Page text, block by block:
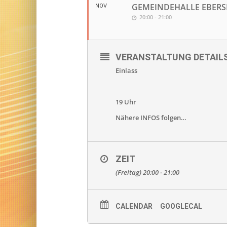
NOV GEMEINDEHALLE
20:00 - 21:00
VERANSTALTUNG
Einlass
19 Uhr
Nähere INFOS folgen…
ZEIT
(Freitag) 20:00 - 21:00
CALENDAR GOOGLECAL